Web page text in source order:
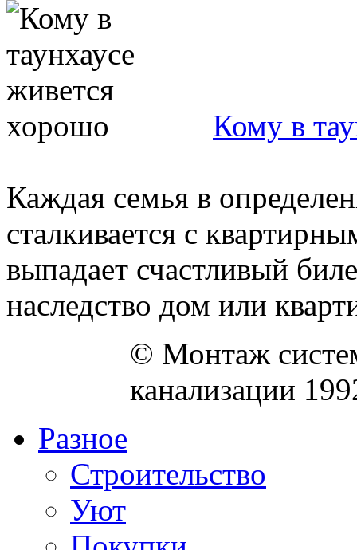
Кому в
Каждая семья в
сталкивается с
выпадает счастливый
наследство дом или
© Монтаж
канализации
Разное
Строительство
Уют